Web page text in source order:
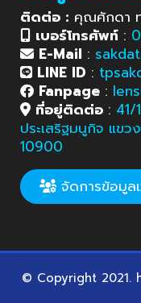
ติดต่อ : คุณศักดา
เบอร์โทรศัพท์ :
E-Mail :
LINE ID :
Fanpage :
ที่อยู่ติดต่อ : 41/
ประเสริฐมนูกิจ แขว
10900
จัดการข้อมูล
© Copyright 2021.